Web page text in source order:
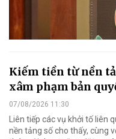
Kiếm tiền từ nền
xâm phạm bản
07/08/2026 11:30
Liên tiếp các vụ khởi tố liên
nền tảng số cho thấy, cùng